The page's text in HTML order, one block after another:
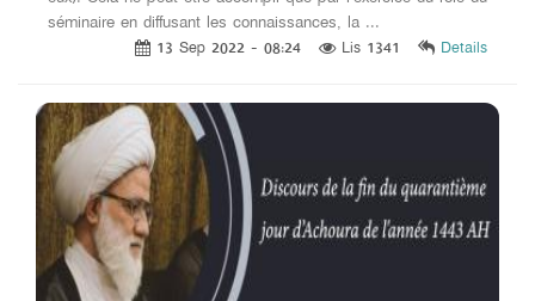
séminaire en diffusant les connaissances, la ...
13 Sep 2022 - 08:24 Lis 1341 Details